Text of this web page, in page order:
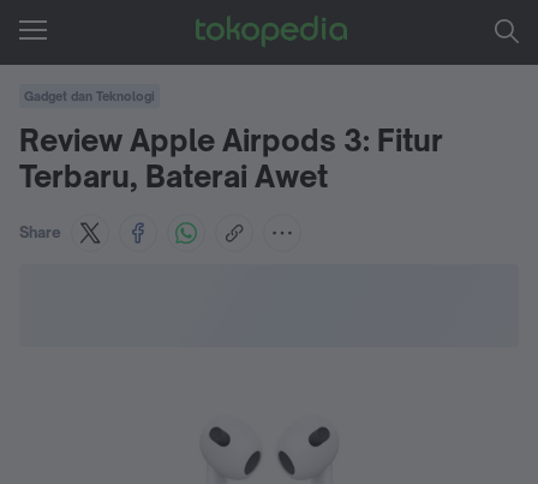
Gadget dan Teknologi
Review Apple Airpods 3: Fitur
Terbaru, Baterai Awet
Share